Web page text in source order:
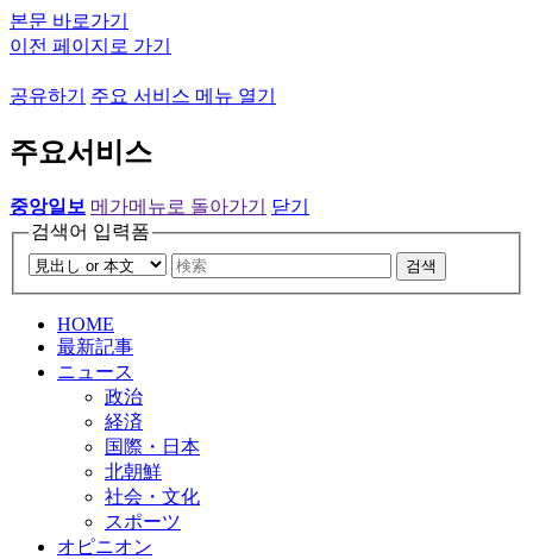
본문 바로가기
이전 페이지로 가기
공유하기 주요 서비스 메뉴 열기
주요서비스
중앙일보 메가메뉴로 돌아가기
닫기
검색어 입력폼
검색
HOME
最新記事
ニュース
政治
経済
国際・日本
北朝鮮
社会・文化
スポーツ
オピニオン